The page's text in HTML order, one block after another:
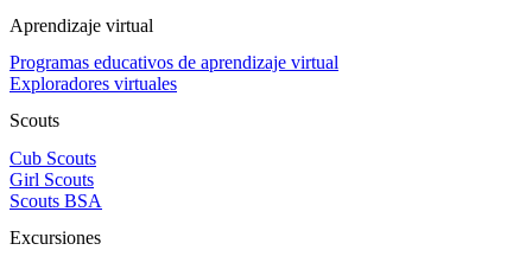
Aprendizaje virtual
Programas educativos de aprendizaje virtual
Exploradores virtuales
Scouts
Cub Scouts
Girl Scouts
Scouts BSA
Excursiones